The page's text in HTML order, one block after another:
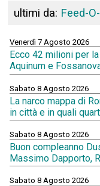
ultimi da: Feed-
Venerdì 7 Agosto 2026
Ecco 42 milioni per
Aquinum e
Sabato 8 Agosto 2026
La narco mappa di
in città e in quali
Sabato 8 Agosto 2026
Buon compleanno
Massimo Dapporto,
Sabato 8 Agosto 2026